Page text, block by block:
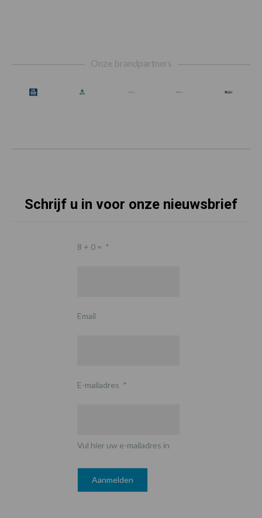
Onze brandpartners
Schrijf u in voor onze nieuwsbrief
8 + 0 = *
Email
E-mailadres *
Vul hier uw e-mailadres in